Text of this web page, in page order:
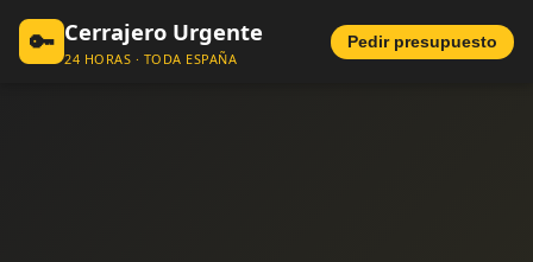
🔑 Cerrajero Urgente
24 HORAS · TODA ESPAÑA
Pedir presupuesto